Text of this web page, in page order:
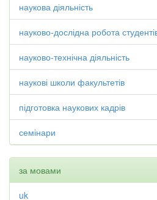
наукова діяльність
науково-дослідна робота
науково-технічна діяльність
наукові школи факультетів
підготовка наукових кадрів
семінари
за мовами
uk